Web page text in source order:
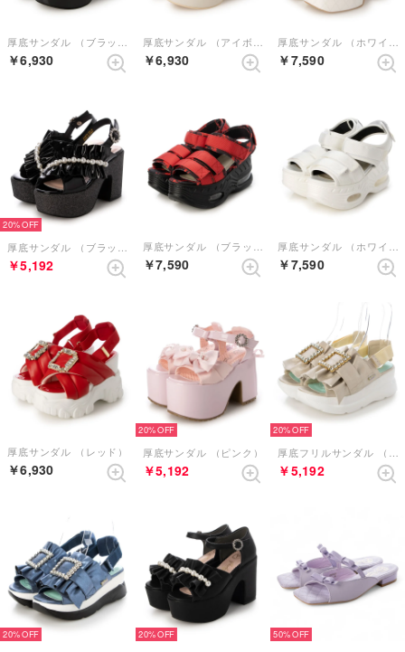
￥6,930 ￥6,930 ￥7,590
20%
￥5,192 ￥7,590 ￥7,590
厚底サンダル （レッド）
￥6,930
20%
厚底サンダル （ピンク）
￥5,192
20%
￥5,192
20% 20% 50%